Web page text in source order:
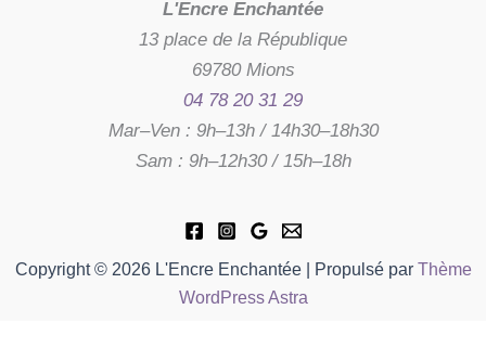
L'Encre Enchantée
13 place de la République
69780 Mions
04 78 20 31 29
Mar–Ven : 9h–13h / 14h30–18h30
Sam : 9h–12h30 / 15h–18h
Copyright © 2026 L'Encre Enchantée | Propulsé par Thème
WordPress Astra